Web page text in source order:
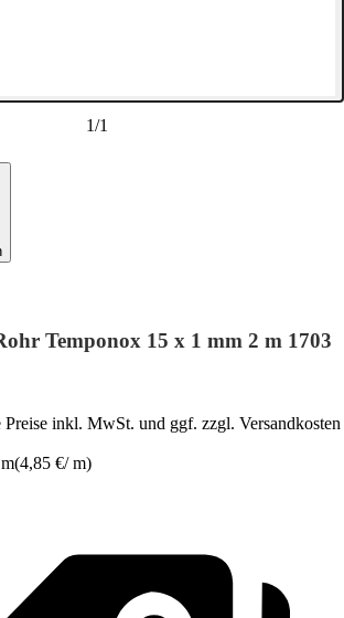
1/1
Temponox 15 x 1 mm 2 m 1703
inkl. MwSt. und ggf. zzgl. Versandkosten
(4,85 €/ m)